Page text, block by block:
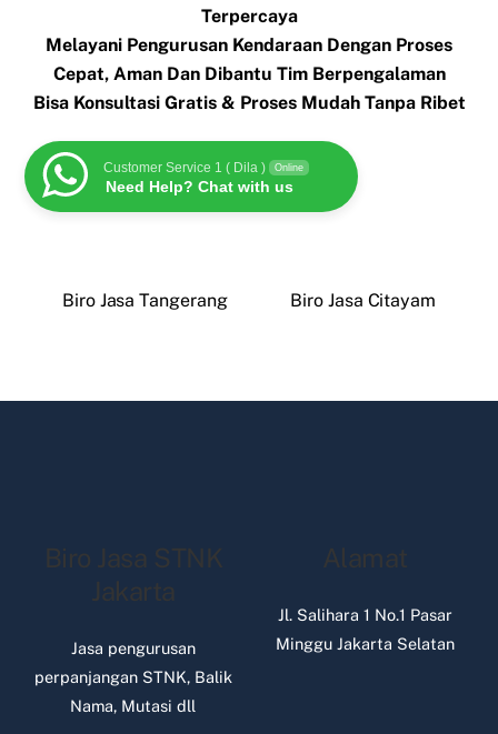
Terpercaya
Melayani Pengurusan Kendaraan Dengan Proses
Cepat, Aman Dan Dibantu Tim Berpengalaman
Bisa Konsultasi Gratis & Proses Mudah Tanpa Ribet
Customer Service 1 ( Dila ) Online
Need Help? Chat with us
Biro Jasa Tangerang Biro Jasa Citayam
Biro Jasa STNK
Jakarta
Jasa pengurusan
perpanjangan STNK, Balik
Nama, Mutasi dll
Alamat
Jl. Salihara 1 No.1 Pasar
Minggu Jakarta Selatan